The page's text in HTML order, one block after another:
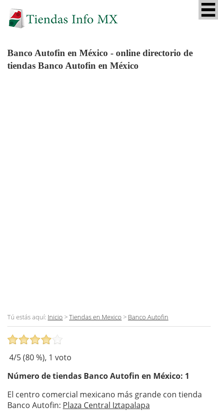
Banco Autofin en México - online directorio de
tiendas Banco Autofin en México
Tú estás aquí: Inicio >Tiendas en Mexico > Banco Autofin
4/5 (80%), 1 voto
Número de tiendas Banco Autofin en México: 1
El centro comercial mexicano más grande con tienda
Banco Autofin: Plaza Central Iztapalapa